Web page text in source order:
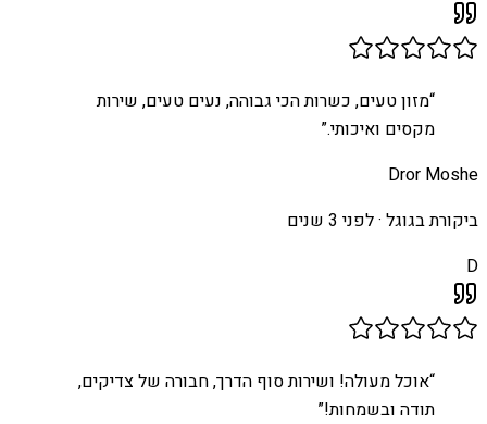
“מזון טעים, כשרות הכי גבוהה, נעים טעים, שירות
מקסים ואיכותי.”
Dror Moshe
ביקורת בגוגל ·לפני 3 שנים
D
“אוכל מעולה! ושירות סוף הדרך, חבורה של צדיקים,
תודה ובשמחות!”